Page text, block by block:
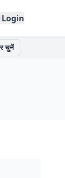
Login
चुनें